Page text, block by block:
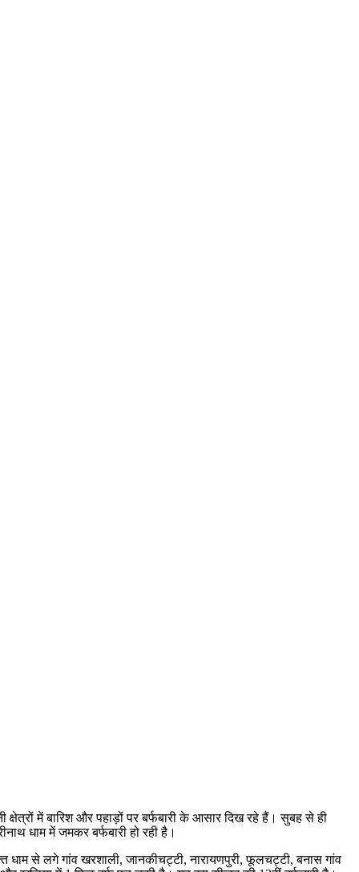
में बारिश और पहाड़ों पर बर्फबारी के आसार दिख रहे हैं। सुबह से ही
धाम में जमकर बर्फबारी हो रही है।
धाम से लगे गांव खरशाली, जानकीचट्टी, नारायणपुरी, फूलचट्टी, बनास गांव